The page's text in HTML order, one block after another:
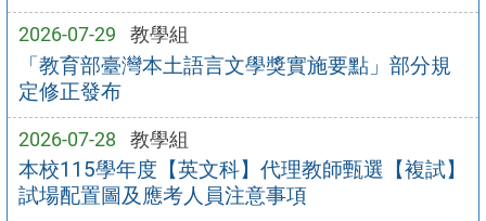
2026-07-29 教學組
「教育部臺灣本土語言文學獎實施要點」部分規
定修正發布
2026-07-28 教學組
本校115學年度【英文科】代理教師甄選【複試】
試場配置圖及應考人員注意事項